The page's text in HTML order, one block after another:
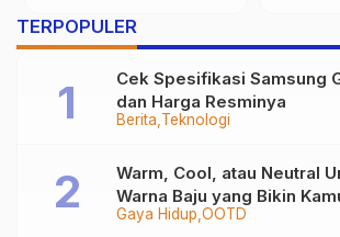
…
TERPOPULER
Berita Teknologi
Cek Spesifikasi Samsung
dan Harga Resminya
Gaya Hidup OOTD
Warm, Cool, atau Neutral
Warna Baju yang Bikin
Out